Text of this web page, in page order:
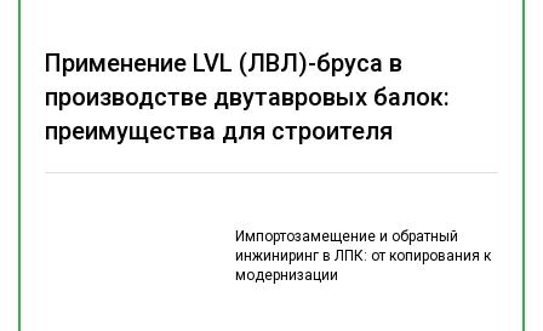
Импортозамещение и обратный
инжиниринг в ЛПК: от копирования к
модернизации
Применение LVL (ЛВЛ)-бруса в
производстве двутавровых балок:
преимущества для строителя